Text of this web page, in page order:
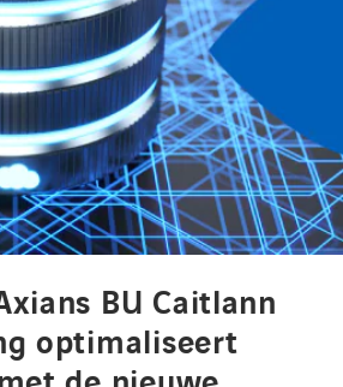
AXIANS
BU Caitlann
optimaliseert